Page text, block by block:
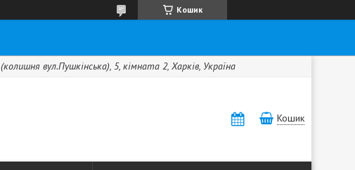
Кошик
вул.Пушкінська), 5, кімната 2, Харків, Україна
Кошик